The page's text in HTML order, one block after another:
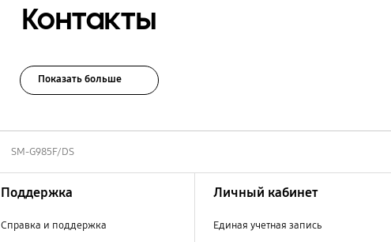
Контакты
Показать больше
SM-G985F/DS
Поддержка
Справка и поддержка
Личный кабинет
Единая учетная запись